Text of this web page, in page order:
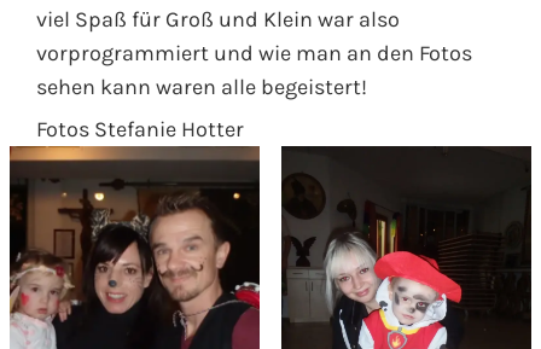
viel Spaß für Groß und Klein war also
vorprogrammiert und wie man an den Fotos
sehen kann waren alle begeistert!
Fotos Stefanie Hotter